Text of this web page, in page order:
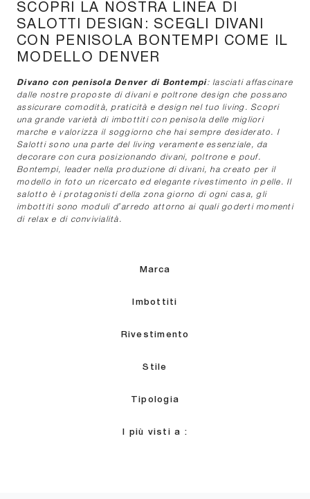
SCOPRI LA NOSTRA LINEA DI
SALOTTI DESIGN: SCEGLI DIVANI
CON PENISOLA BONTEMPI COME IL
MODELLO DENVER
Divano con penisola Denver di Bontempi: lasciati affascinare
dalle nostre proposte di divani e poltrone design che possano
assicurare comodità, praticità e design nel tuo living. Scopri
una grande varietà di imbottiti con penisola delle migliori
marche e valorizza il soggiorno che hai sempre desiderato. I
Salotti sono una parte del living veramente essenziale, da
decorare con cura posizionando divani, poltrone e pouf.
Bontempi, leader nella produzione di divani, ha creato per il
modello in foto un ricercato ed elegante rivestimento in pelle. Il
salotto è i protagonisti della zona giorno di ogni casa, gli
imbottiti sono moduli d’arredo attorno ai quali goderti momenti
di relax e di convivialità.
Marca
Imbottiti
Rivestimento
Stile
Tipologia
I più visti a :